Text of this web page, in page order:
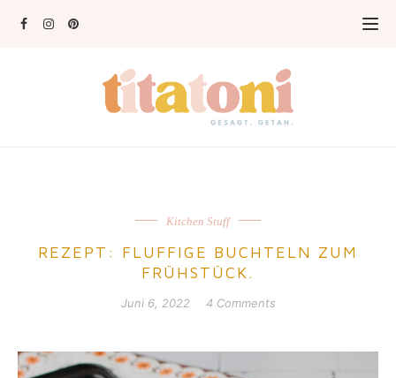
Kitchen Stuff
REZEPT: FLUFFIGE BUCHTELN ZUM
FRÜHSTÜCK.
Juni 6, 2022 4 Comments